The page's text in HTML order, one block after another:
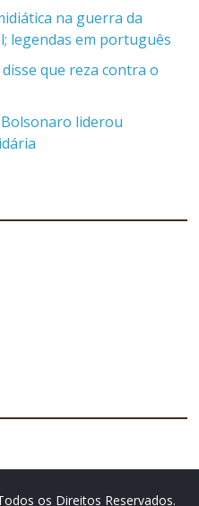
na guerra da
legendas em português
que reza contra o
liderou
os Direitos Reservados.